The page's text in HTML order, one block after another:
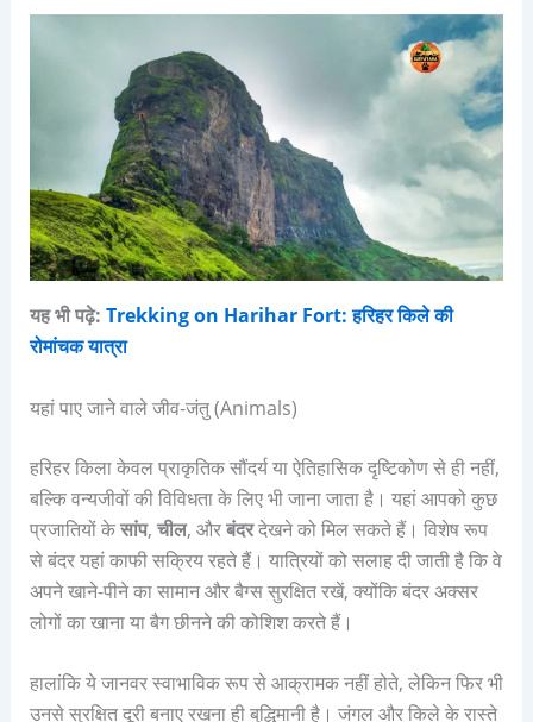
यह भी पढ़े: Trekking on Harihar Fort: हरिहर किले की
रोमांचक यात्रा
यहां पाए जाने वाले जीव-जंतु (Animals)
हरिहर किला केवल प्राकृतिक सौंदर्य या ऐतिहासिक दृष्टिकोण से ही नहीं,
बल्कि वन्यजीवों की विविधता के लिए भी जाना जाता है। यहां आपको कुछ
प्रजातियों केसांप, चील, औरबंदरदेखने को मिल सकते हैं। विशेष रूप
से बंदर यहां काफी सक्रिय रहते हैं। यात्रियों को सलाह दी जाती है कि वे
अपने खाने-पीने का सामान और बैग्स सुरक्षित रखें, क्योंकि बंदर अक्सर
लोगों का खाना या बैग छीनने की कोशिश करते हैं।
हालांकि ये जानवर स्वाभाविक रूप से आक्रामक नहीं होते, लेकिन फिर भी
उनसे सुरक्षित दूरी बनाए रखना ही बुद्धिमानी है। जंगल और किले के रास्ते